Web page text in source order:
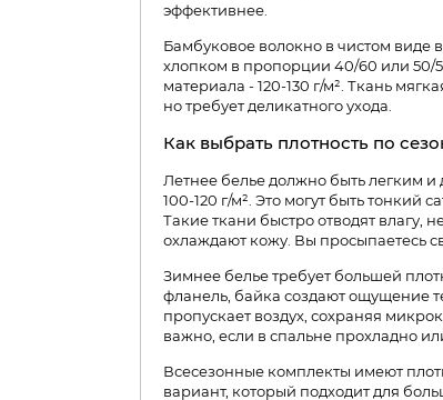
эффективнее.
Бамбуковое волокно в чистом виде
хлопком в пропорции 40/60 или 50/
материала - 120-130 г/м². Ткань
но требует деликатного ухода.
Как выбрать плотность по
Летнее белье должно быть легким
100-120 г/м². Это могут быть тонкий
Такие ткани быстро отводят влагу,
охлаждают кожу. Вы просыпаетесь
Зимнее белье требует большей
фланель, байка создают ощущение
пропускает воздух, сохраняя
важно, если в спальне прохладно
Всесезонные комплекты имеют
вариант, который подходит для